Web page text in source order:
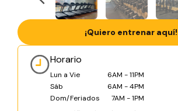
Horario
Lun a Vie
6AM - 11PM
Sáb
6AM - 4PM
Dom/Feriados
7AM - 1PM
¡Quiero entrenar aquí!